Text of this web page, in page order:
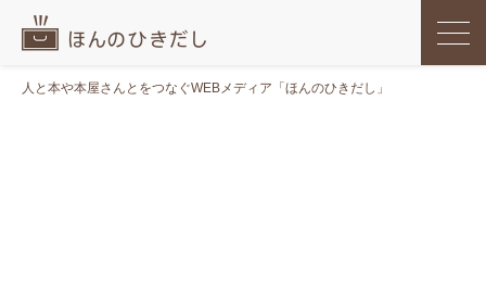
人と本や本屋さんとをつなぐWEBメディア「ほんのひきだし」